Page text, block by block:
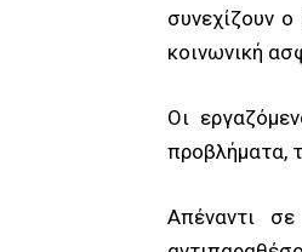
συνεχίζουν
κοινωνική
Οι
προβλήματα,
Απέναντι